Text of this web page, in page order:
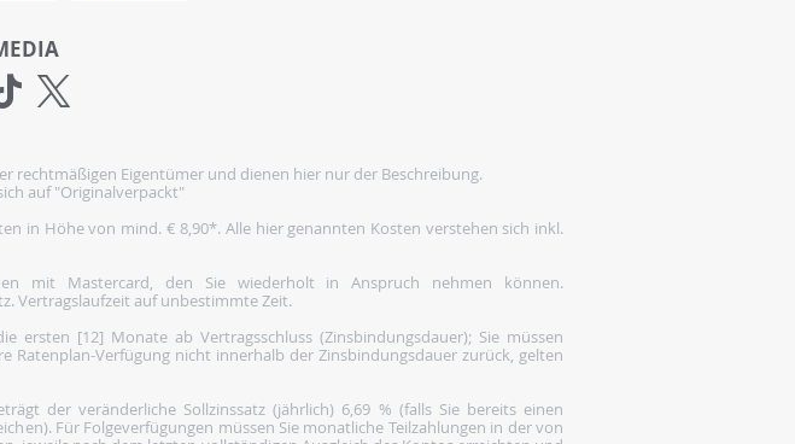
rechtmäßigen Eigentümer und dienen hier nur der Beschreibung.
auf "Originalverpackt"
in Höhe von mind. € 8,90*. Alle hier genannten Kosten verstehen sich inkl.
mit Mastercard, den Sie wiederholt in Anspruch nehmen können.
Vertragslaufzeit auf unbestimmte Zeit.
ersten [12] Monate ab Vertragsschluss (Zinsbindungsdauer); Sie müssen
Verfügung nicht innerhalb der Zinsbindungsdauer zurück, gelten
der veränderliche Sollzinssatz (jährlich) 6,69 % (falls Sie bereits einen
Für Folgeverfügungen müssen Sie monatliche Teilzahlungen in der von